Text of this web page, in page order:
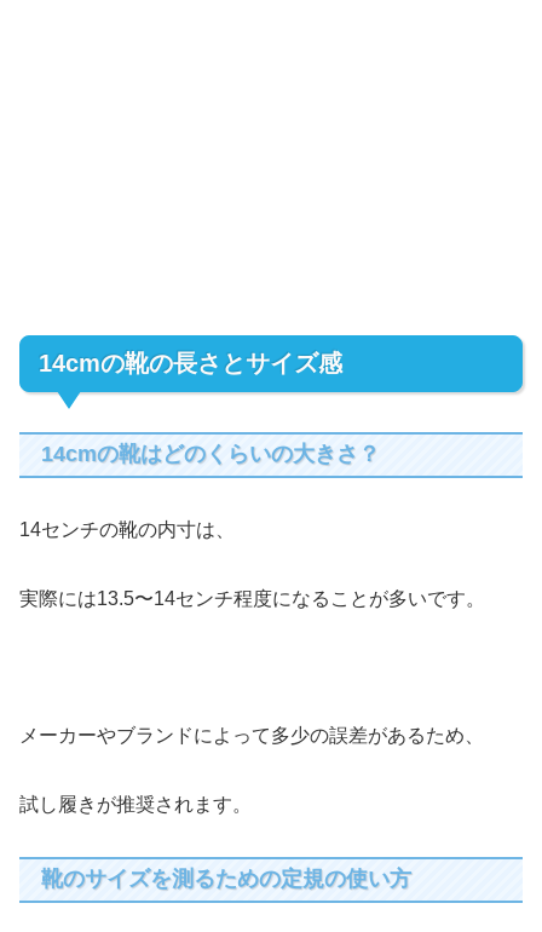
14cmの靴の長さとサイズ感
14cmの靴はどのくらいの大きさ？
14センチの靴の内寸は、
実際には13.5〜14センチ程度になることが多いです。
メーカーやブランドによって多少の誤差があるため、
試し履きが推奨されます。
靴のサイズを測るための定規の使い方